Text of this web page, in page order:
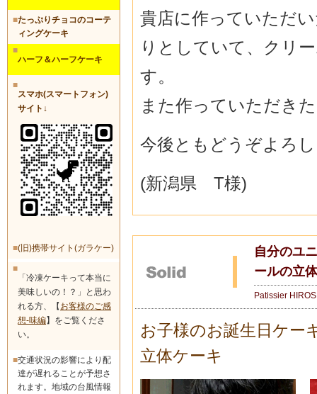
■たっぷりチョコのコーテ
ィングケーキ
■
ハーフ＆ハーフケーキ
■
スマホ(スマートフォン)
サイト↓
■(旧)携帯サイト(ガラケー)
■
「冷凍ケーキって本当に
美味しいの！？」と思わ
れる方、【 お客様のご感
想-味編】をご覧くださ
い。
■交通状況の影響により配
達が遅れることが予想さ
れます。地域の台風情報
貴店に作っていただ
りとしていて、クリ
す。
また作っていただき
今後ともどうぞよろ
(新潟県 T様)
自分のユ
ールの立
Patissier
お子様のお誕生日ケー
立体ケーキ